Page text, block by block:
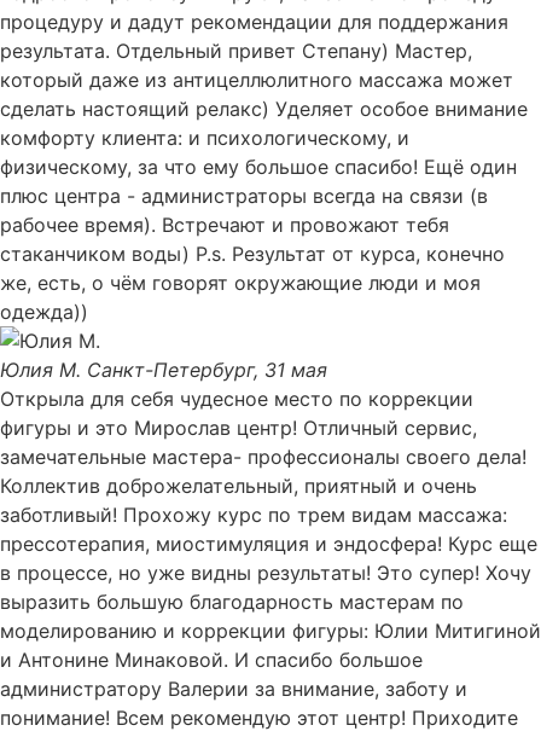
процедуру и дадут рекомендации для поддержания
результата. Отдельный привет Степану) Мастер,
который даже из антицеллюлитного массажа может
сделать настоящий релакс) Уделяет особое внимание
комфорту клиента: и психологическому, и
физическому, за что ему большое спасибо! Ещё один
плюс центра - администраторы всегда на связи (в
рабочее время). Встречают и провожают тебя
стаканчиком воды) P.s. Результат от курса, конечно
же, есть, о чём говорят окружающие люди и моя
одежда))
Юлия М. Санкт-Петербург, 31 мая
Открыла для себя чудесное место по коррекции
фигуры и это Мирослав центр! Отличный сервис,
замечательные мастера- профессионалы своего дела!
Коллектив доброжелательный, приятный и очень
заботливый! Прохожу курс по трем видам массажа:
прессотерапия, миостимуляция и эндосфера! Курс еще
в процессе, но уже видны результаты! Это супер! Хочу
выразить большую благодарность мастерам по
моделированию и коррекции фигуры: Юлии Митигиной
и Антонине Минаковой. И спасибо большое
администратору Валерии за внимание, заботу и
понимание! Всем рекомендую этот центр! Приходите